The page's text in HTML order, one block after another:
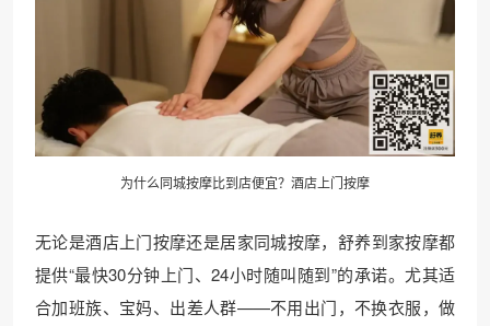
为什么同城按摩比到店便宜？酒店上门按摩
无论是酒店上门按摩还是居家同城按摩，舒养到家按摩都
提供“最快30分钟上门、24小时随叫随到”的承诺。尤其适
合加班族、宝妈、出差人群——不用出门，不换衣服，做